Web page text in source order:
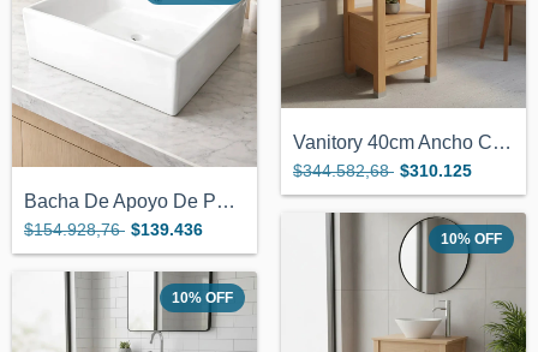
Bacha De Apoyo De Porcelana Para Monocom...
$154.928,76 $139.436
Vanitory 40cm Ancho Color Miel C/2 Cajon...
$344.582,68 $310.125
10% OFF
10% OFF